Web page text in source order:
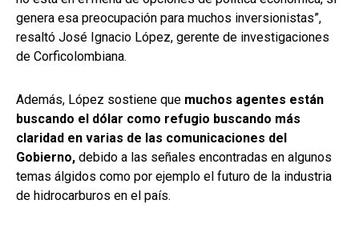
genera esa preocupación para muchos inversionistas”,
resaltó José Ignacio López, gerente de investigaciones
de Corficolombiana.
Además, López sostiene que muchos agentes están
buscando el dólar como refugio buscando más
claridad en varias de las comunicaciones del
Gobierno, debido a las señales encontradas en algunos
temas álgidos como por ejemplo el futuro de la industria
de hidrocarburos en el país.